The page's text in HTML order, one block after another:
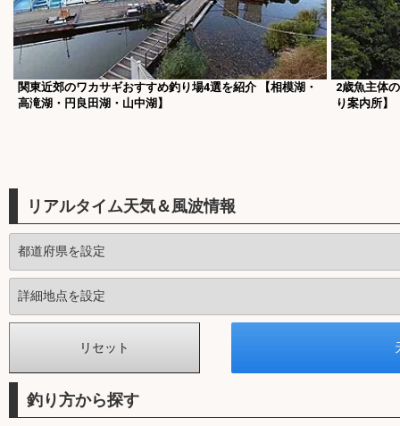
関東近郊のワカサギおすすめ釣り場4選を紹介 【相模湖・
高滝湖・円良田湖・山中湖】
2歳魚主体
り案内所】
リアルタイム天気＆風波情報
釣り方から探す